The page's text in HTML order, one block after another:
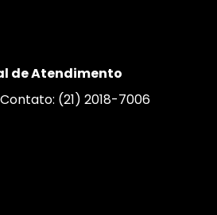
de Atendimento
(21) 2018-7006